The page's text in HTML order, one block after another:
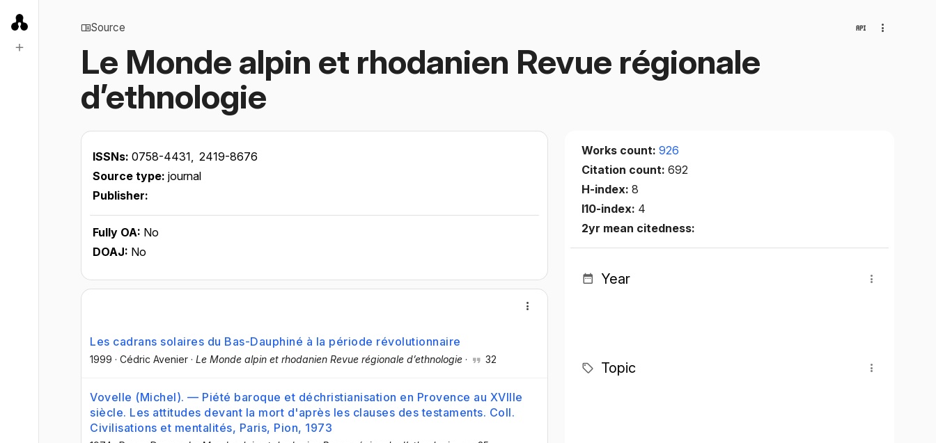
Source
Le Monde alpin et rhodanien Revue régionale
d’ethnologie
ISSNs: 0758-4431, 2419-8676
Source type: journal
Publisher:
Fully OA: No
DOAJ: No
Les cadrans solaires du Bas-Dauphiné à la période révolutionnaire
1999 · Cédric Avenier · Le Monde alpin et rhodanien Revue régionale d’ethnologie · 32
Vovelle (Michel). — Piété baroque et déchristianisation en Provence au XVIIIe
siècle. Les attitudes devant la mort d'après les clauses des testaments. Coll.
Civilisations et mentalités, Paris, Pion, 1973
Works count:926
Citation count:692
H-index:8
I10-index: 4
2yr mean citedness:
Year
Topic